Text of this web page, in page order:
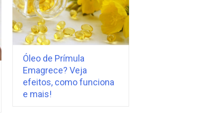
Óleo de Prímula
Emagrece? Veja
efeitos, como funciona
e mais!